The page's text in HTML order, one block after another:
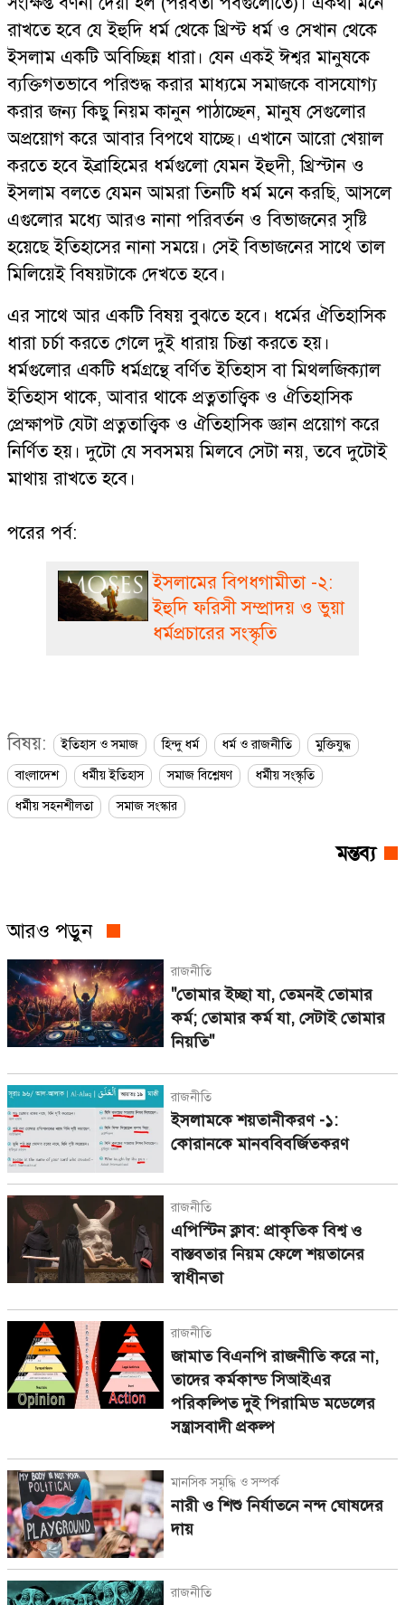
আরও পড়ুন
রাজনীতি
"তোমার ইচ্ছা যা, তেমনই তোমার
কর্ম; তোমার কর্ম যা, সেটাই তোমার
নিয়তি"
রাজনীতি
ইসলামকে শয়তানীকরণ -১:
কোরানকে মানববিবর্জিতকরণ
রাজনীতি
এপিস্টিন ক্লাব: প্রাকৃতিক বিশ্ব ও
বাস্তবতার নিয়ম ফেলে শয়তানের
স্বাধীনতা
রাজনীতি
জামাত বিএনপি রাজনীতি করে না,
তাদের কর্মকান্ড সিআইএর
পরিকল্পিত দুই পিরামিড মডেলের
সন্ত্রাসবাদী প্রকল্প
মানসিক সমৃদ্ধি ও সম্পর্ক
নারী ও শিশু নির্যাতনে নন্দ ঘোষদের
দায়
রাজনীতি
রাখতে হবে যে ইহুদি ধর্ম থেকে খ্রিস্ট ধর্ম ও সেখান থেকে
ইসলাম একটি অবিচ্ছিন্ন ধারা। যেন একই ঈশ্বর মানুষকে
ব্যক্তিগতভাবে পরিশুদ্ধ করার মাধ্যমে সমাজকে বাসযোগ্য
করার জন্য কিছু নিয়ম কানুন পাঠাচ্ছেন, মানুষ সেগুলোর
অপ্রয়োগ করে আবার বিপথে যাচ্ছে। এখানে আরো খেয়াল
করতে হবে ইব্রাহিমের ধর্মগুলো যেমন ইহুদী, খ্রিস্টান ও
ইসলাম বলতে যেমন আমরা তিনটি ধর্ম মনে করছি, আসলে
এগুলোর মধ্যে আরও নানা পরিবর্তন ও বিভাজনের সৃষ্টি
হয়েছে ইতিহাসের নানা সময়ে। সেই বিভাজনের সাথে তাল
মিলিয়েই বিষয়টাকে দেখতে হবে।
এর সাথে আর একটি বিষয় বুঝতে হবে। ধর্মের ঐতিহাসিক
ধারা চর্চা করতে গেলে দুই ধারায় চিন্তা করতে হয়।
ধর্মগুলোর একটি ধর্মগ্রন্থে বর্ণিত ইতিহাস বা মিথলজিক্যাল
ইতিহাস থাকে, আবার থাকে প্রত্নতাত্ত্বিক ও ঐতিহাসিক
প্রেক্ষাপট যেটা প্রত্নতাত্ত্বিক ও ঐতিহাসিক জ্ঞান প্রয়োগ করে
নির্ণিত হয়। দুটো যে সবসময় মিলবে সেটা নয়, তবে দুটোই
মাথায় রাখতে হবে।
পরের পর্ব:
ইসলামের বিপধগামীতা -২:
ইহুদি ফরিসী সম্প্রাদয় ও ভুয়া
ধর্মপ্রচারের সংস্কৃতি
বিষয়: ইতিহাস ও সমাজ হিন্দু ধর্ম ধর্ম ও রাজনীতি
মুক্তিযুদ্ধ
বাংলাদেশ
ধর্মীয় ইতিহাস সমাজ বিশ্লেষণ
ধর্মীয় সংস্কৃতি
ধর্মীয় সহনশীলতা
সমাজ সংস্কার
মন্তব্য